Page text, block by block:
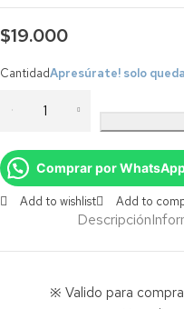
$19.000
CantidadApresúrate! solo
Comprar por
Add to wishlist Add to
Descripción
※ Valido para